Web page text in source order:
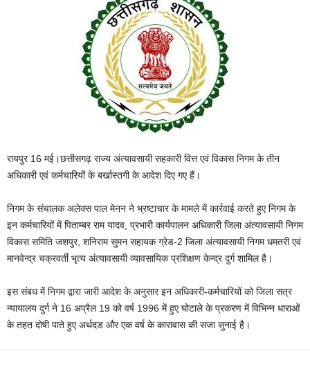
रायपुर 16 मई।छत्तीसगढ़ राज्य अंत्यावसायी सहकारी वित्त एवं विकास निगम के तीन
अधिकारी एवं कर्मचारियों के बर्खास्तगी के आदेश दिए गए हैं।
निगम के संचालक अलेक्स पाल मेनन ने भ्रष्टाचार के मामले में कार्रवाई करते हुए निगम के
इन कर्मचारियों में पिताम्बर राम यादव, प्रभारी कार्यपालन अधिकारी जिला अंत्यावसायी निगम
विकास समिति जशपुर, शनिराम सुमन सहायक ग्रेड-2 जिला अंत्यावसायी निगम धमतरी एवं
मानवेन्द्र चक्रवर्ती भृत्य अंत्यावसायी व्यावसायिक प्रशिक्षण केन्द्र दुर्ग शामिल है।
इस संबध में निगम द्वारा जारी आदेश के अनुसार इन अधिकारी-कर्मचारियों को जिला सत्र
न्यायालय दुर्ग ने 16 अप्रैल 19 को वर्ष 1996 में हुए घोटाले के प्रकरण में विभिन्न धाराओं
के तहत दोषी पाते हुए अर्थदड और एक वर्ष के कारावास की सजा सुनाई है।